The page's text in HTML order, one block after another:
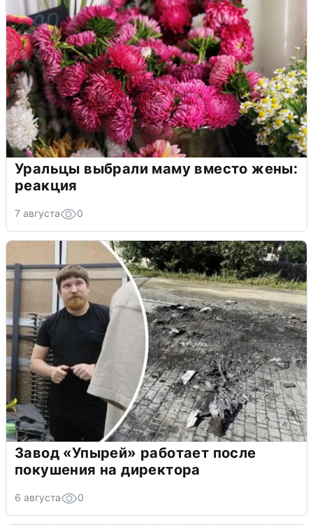
Уральцы выбрали маму вместо жены:
реакция
7 августа 0
Завод «Упырей» работает после
покушения на директора
6 августа 0